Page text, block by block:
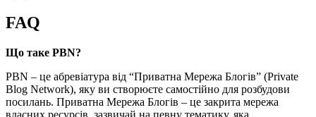
FAQ
Що таке PBN?
PBN – це абревіатура від “Приватна Мережа Блогів” (Private
Blog Network), яку ви створюєте самостійно для розбудови
посилань. Приватна Мережа Блогів – це закрита мережа
власних ресурсів, зазвичай на певну тематику, яка